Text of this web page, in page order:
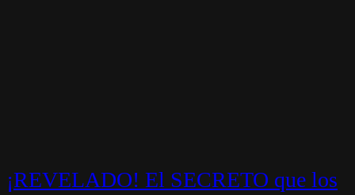
¡REVELADO! El SECRETO que los